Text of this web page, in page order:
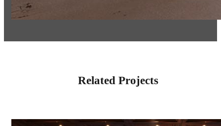
Related Projects